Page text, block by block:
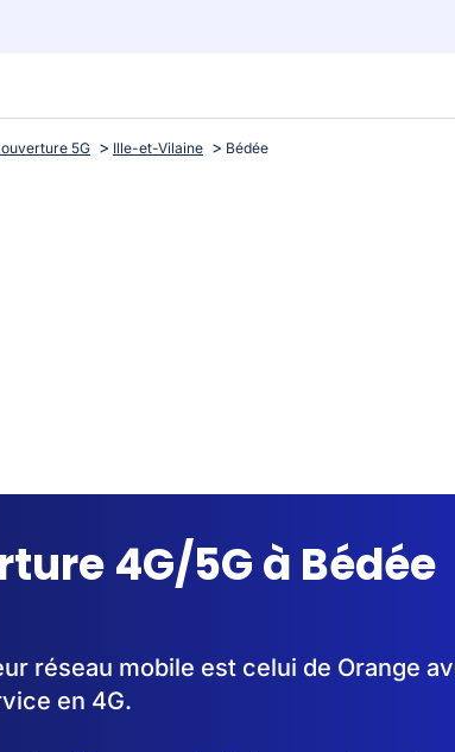
5G Ille-et-Vilaine Bédée
4G/5G à Bédée
réseau mobile est celui de Orange
en 4G.